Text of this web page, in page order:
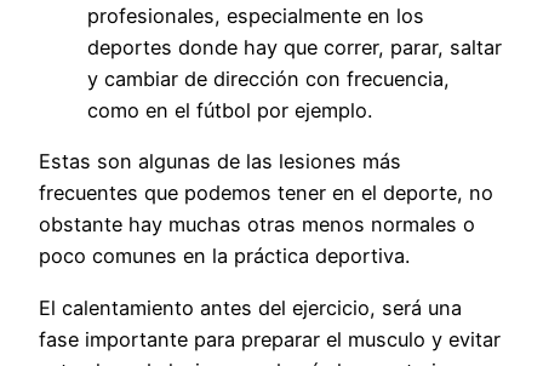
profesionales, especialmente en los
deportes donde hay que correr, parar, saltar
y cambiar de dirección con frecuencia,
como en el fútbol por ejemplo.
Estas son algunas de las lesiones más
frecuentes que podemos tener en el deporte, no
obstante hay muchas otras menos normales o
poco comunes en la práctica deportiva.
El calentamiento antes del ejercicio, será una
fase importante para preparar el musculo y evitar